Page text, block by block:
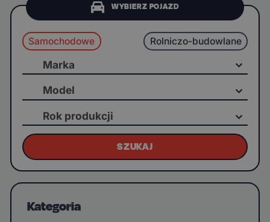
WYBIERZ POJAZD
Samochodowe Rolniczo-budowlane
Marka
Model
Rok produkcji
SZUKAJ
Kategoria